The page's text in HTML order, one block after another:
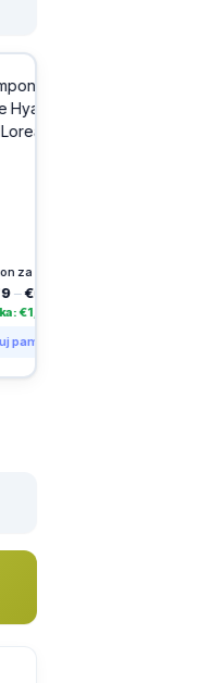
€13,50
Razlika: €13,49
Kupuj pametno